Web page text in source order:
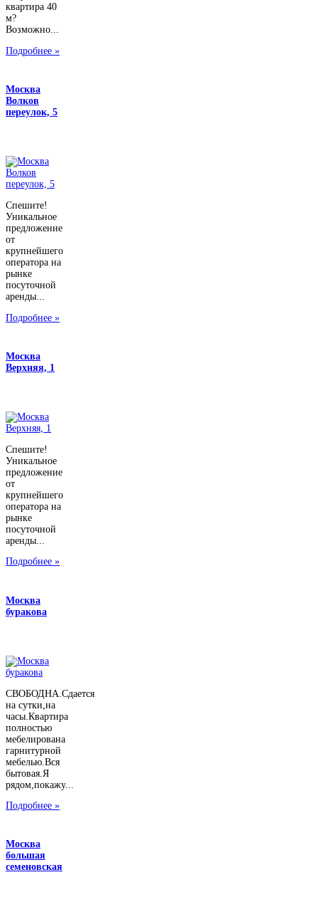
квартира 40
м?
Возможно...
Подробнее »
Москва
Волков
переулок, 5
Спешите!
Уникальное
предложение
от
крупнейшего
оператора на
рынке
посуточной
аренды...
Подробнее »
Москва
Верхняя, 1
Спешите!
Уникальное
предложение
от
крупнейшего
оператора на
рынке
посуточной
аренды...
Подробнее »
Москва
буракова
СВОБОДНА.Сдается
на сутки,на
часы.Квартира
полностью
мебелирована
гарнитурной
мебелью.Вся
бытовая.Я
рядом,покажу...
Подробнее »
Москва
большая
семеновская